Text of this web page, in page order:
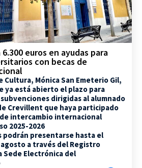
euros en ayudas para
con becas de
Cultura, Mónica San Emeterio Gil,
ya está abierto el plazo para
dirigidas al alumnado
Crevillent que haya participado
intercambio internacional
2025-2026
podrán presentarse hasta el
a través del Registro
Sede Electrónica del